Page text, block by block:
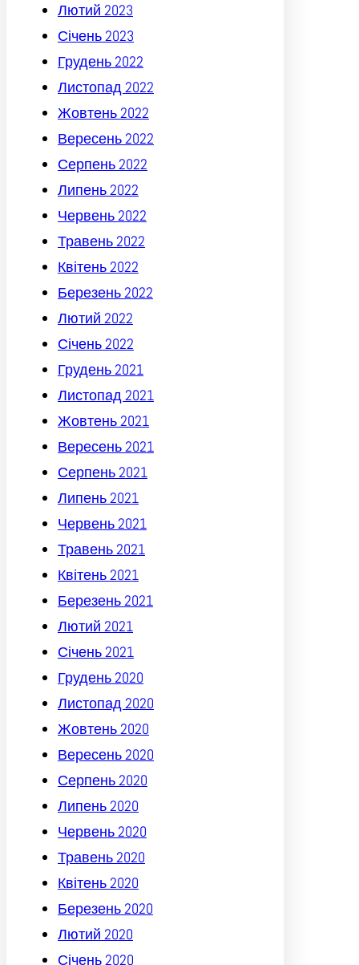
Лютий 2023
Січень 2023
Грудень 2022
Листопад 2022
Жовтень 2022
Вересень 2022
Серпень 2022
Липень 2022
Червень 2022
Травень 2022
Квітень 2022
Березень 2022
Лютий 2022
Січень 2022
Грудень 2021
Листопад 2021
Жовтень 2021
Вересень 2021
Серпень 2021
Липень 2021
Червень 2021
Травень 2021
Квітень 2021
Березень 2021
Лютий 2021
Січень 2021
Грудень 2020
Листопад 2020
Жовтень 2020
Вересень 2020
Серпень 2020
Липень 2020
Червень 2020
Травень 2020
Квітень 2020
Березень 2020
Лютий 2020
Січень 2020